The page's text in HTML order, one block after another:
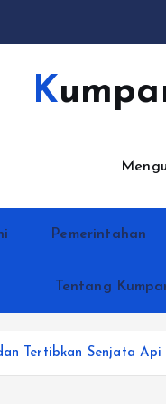
KumparanRakyat.c
Pemerintahan
Tentang
Tertibkan Senjata